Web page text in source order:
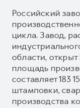
Российский
цикла. Завод,
области,
площадь
составляет 183
штамповки,
производства